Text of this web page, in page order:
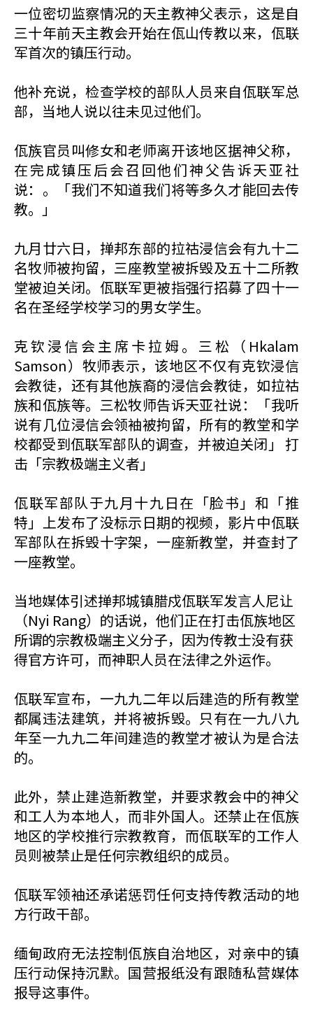
一位密切监察情况的天主教神父表示，这是自
三十年前天主教会开始在佤山传教以来，佤联
军首次的镇压行动。
他补充说，检查学校的部队人员来自佤联军总
部，当地人说以往未见过他们。
佤族官员叫修女和老师离开该地区据神父称，
在完成镇压后会召回他们神父告诉天亚社
说：。「我们不知道我们将等多久才能回去传
教。」
九月廿六日，掸邦东部的拉祜浸信会有九十二
名牧师被拘留，三座教堂被拆毁及五十二所教
堂被迫关闭。佤联军更被指强行招募了四十一
名在圣经学校学习的男女学生。
克钦浸信会主席卡拉姆。三松（Hkalam
Samson）牧师表示，该地区不仅有克钦浸信
会教徒，还有其他族裔的浸信会教徒，如拉祜
族和佤族等。三松牧师告诉天亚社说：「我听
说有几位浸信会领袖被拘留，所有的教堂和学
校都受到佤联军部队的调查，并被迫关闭」 打
击「宗教极端主义者」
佤联军部队于九月十九日在「脸书」和「推
特」上发布了没标示日期的视频，影片中佤联
军部队在拆毁十字架，一座新教堂，并查封了
一座教堂。
当地媒体引述掸邦城镇腊戍佤联军发言人尼让
（Nyi Rang）的话说，他们正在打击佤族地区
所谓的宗教极端主义分子，因为传教士没有获
得官方许可，而神职人员在法律之外运作。
佤联军宣布，一九九二年以后建造的所有教堂
都属违法建筑，并将被拆毁。只有在一九八九
年至一九九二年间建造的教堂才被认为是合法
的。
此外，禁止建造新教堂，并要求教会中的神父
和工人为本地人，而非外国人。还禁止在佤族
地区的学校推行宗教教育，而佤联军的工作人​​
员则被禁止是任何宗教组织的成员。
佤联军领袖还承诺惩罚任何支持传教活动的地
方行政干部。
缅甸政府无法控制佤族自治地区，对亲中的镇
压行动保持沉默。国营报纸没有跟随私营媒体
报导这事件。